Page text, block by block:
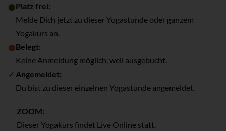
⬤Platz frei:
Melde Dich jetzt zu dieser Yogastunde oder ganzem
Yogakurs an.
⬤Belegt:
Keine Anmeldung möglich, weil ausgebucht.
✓ Angemeldet:
Du bist zu dieser einzelnen Yogastunde angemeldet.
ZOOM:
Dieser Yogakurs findet Live Online statt.